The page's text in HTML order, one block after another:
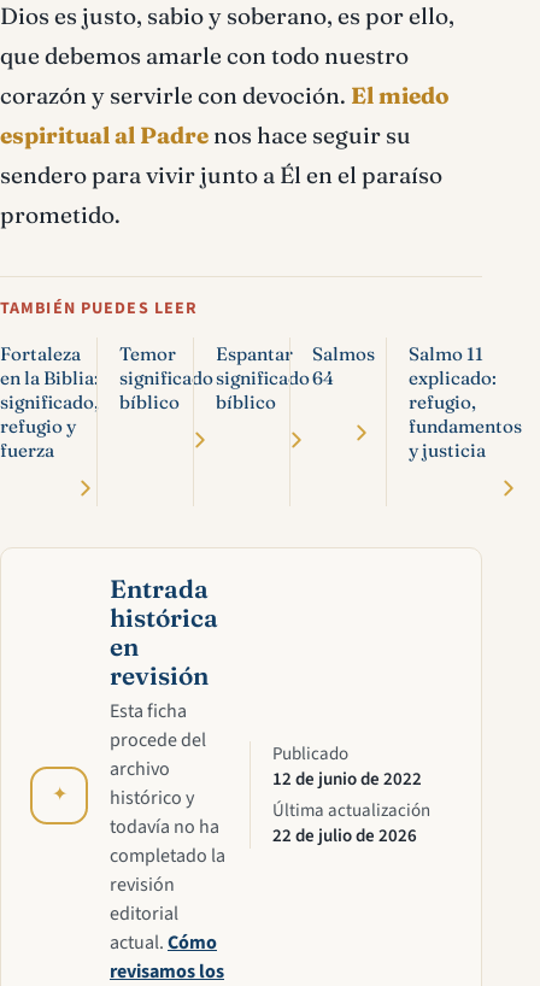
Dios es justo, sabio y soberano, es por ello,
que debemos amarle con todo nuestro
corazón y servirle con devoción. El miedo
espiritual al Padre nos hace seguir su
sendero para vivir junto a Él en el paraíso
prometido.
TAMBIÉN PUEDES LEER
Fortaleza
en la Biblia:
significado,
refugio y
fuerza
Temor
significado
bíblico
Espantar
significado
bíblico
Salmos
64
Salmo 11
explicado:
refugio,
fundamentos
y justicia
✦
Entrada
histórica
en
revisión
Esta ficha
procede del
archivo
histórico y
todavía no ha
completado la
revisión
editorial
actual.Cómo
revisamos los
Publicado
12 de junio de 2022
Última actualización
22 de julio de 2026